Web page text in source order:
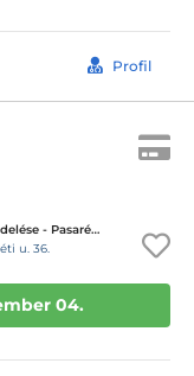
Profil
Dr. Molnár Katalin Magánrendelése - Pasaréti út, II. Kerület
u. 36.
04.